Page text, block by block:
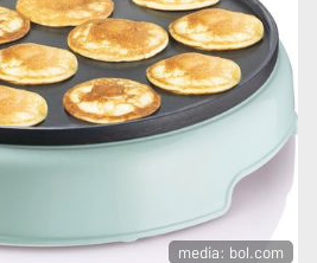
media: bol.com